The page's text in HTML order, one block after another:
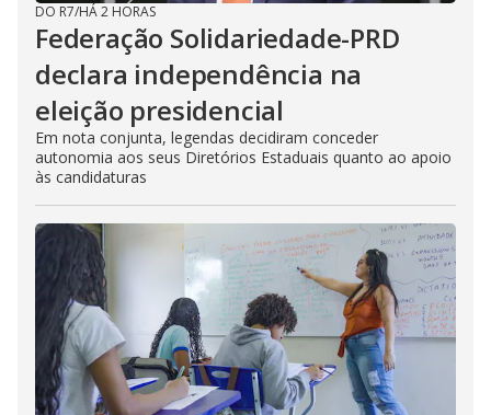
DO R7/HÁ 2 HORAS
Federação Solidariedade-PRD
declara independência na
eleição presidencial
Em nota conjunta, legendas decidiram conceder
autonomia aos seus Diretórios Estaduais quanto ao apoio
às candidaturas